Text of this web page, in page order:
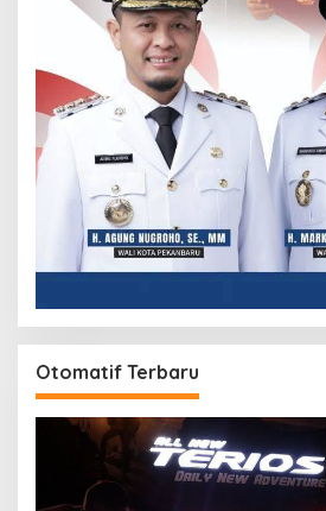
Otomatif Terbaru